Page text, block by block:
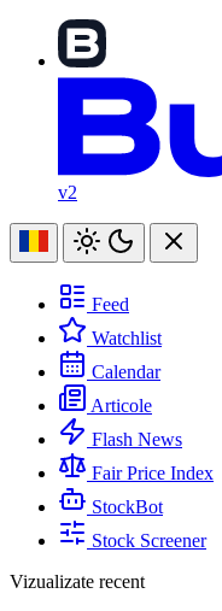
v2
Feed
Watchlist
Calendar
Articole
Flash News
Fair Price Index
StockBot
Stock Screener
Vizualizate recent